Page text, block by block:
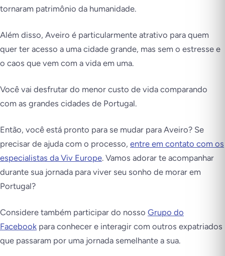
tornaram patrimônio da humanidade.
Além disso, Aveiro é particularmente atrativo para quem
quer ter acesso a uma cidade grande, mas sem o estresse e
o caos que vem com a vida em uma.
Você vai desfrutar do menor custo de vida comparando
com as grandes cidades de Portugal.
Então, você está pronto para se mudar para Aveiro? Se
precisar de ajuda com o processo, entre em contato com os
especialistas da Viv Europe. Vamos adorar te acompanhar
durante sua jornada para viver seu sonho de morar em
Portugal?
Considere também participar do nosso Grupo do
Facebook para conhecer e interagir com outros expatriados
que passaram por uma jornada semelhante a sua.